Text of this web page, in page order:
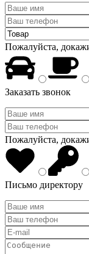
Пожалуйста,
Заказать звонок
Пожалуйста,
Письмо директору